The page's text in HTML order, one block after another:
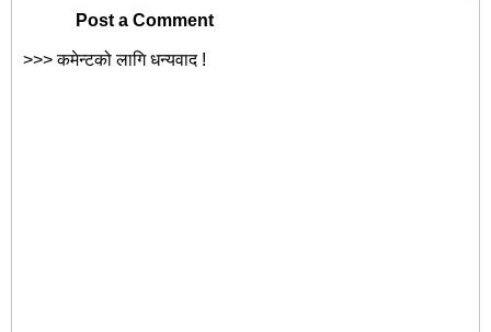
Post a Comment
>>> कमेन्टको लागि धन्यवाद !